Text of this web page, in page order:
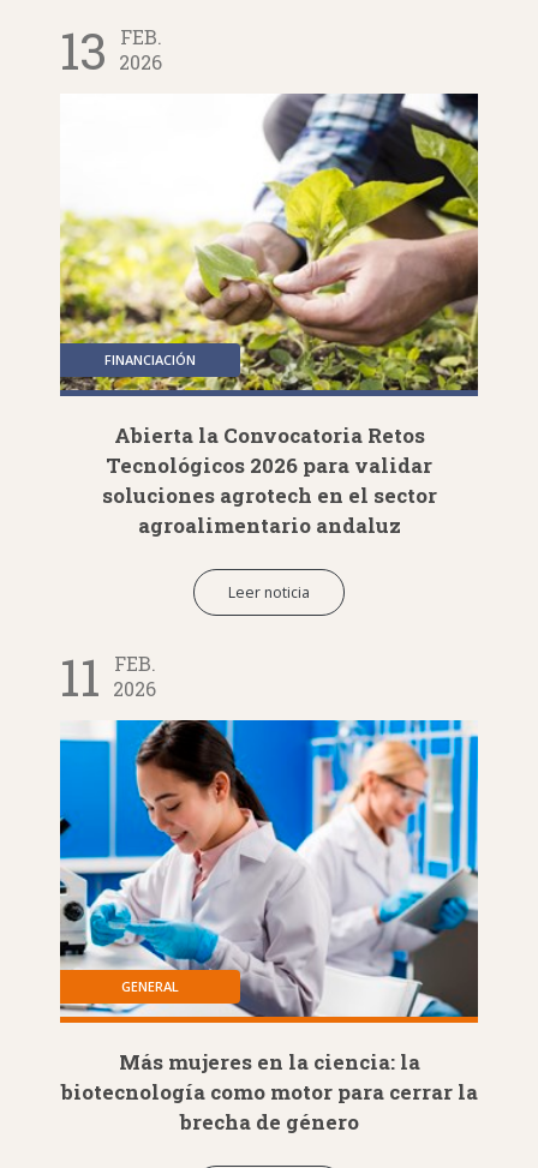
13
FEB.
2026
FINANCIACIÓN
Abierta la Convocatoria Retos
Tecnológicos 2026 para validar
soluciones agrotech en el sector
agroalimentario andaluz
Leer noticia
11
FEB.
2026
GENERAL
Más mujeres en la ciencia: la
biotecnología como motor para cerrar la
brecha de género